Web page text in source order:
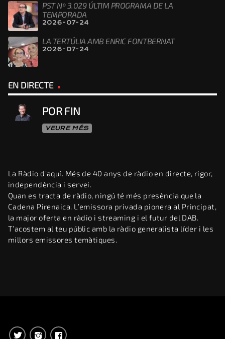
PST Nº 3.029 ÚLTIM PROGRAMA DE LA
TEMPORADA
2026-07-24
LA TERTÚLIA AMB ENRIC FONTBERNAT
2026-07-24
EN DIRECTE
POR FIN
VEURE MÉS
La Ràdio d’aquí. Més de 40 anys de ràdio en directe, rigor,
independència i servei.
Quan es tracta de ràdio, ningú té més presència que la
Cadena Pirenaica. L’emissora privada pionera al Principat,
la major oferta en ràdio i streaming i el futur del DAB.
T’acostem al teu públic amb la ràdio generalista líder i les
millors emissores temàtiques.